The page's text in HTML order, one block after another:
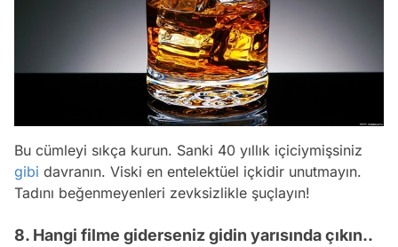
Bu cümleyi sıkça kurun. Sanki 40 yıllık içiciymişsiniz
gibi davranın. Viski en entelektüel içkidir unutmayın.
Tadını beğenmeyenleri zevksizlikle şuçlayın!
8. Hangi filme giderseniz gidin yarısında çıkın..